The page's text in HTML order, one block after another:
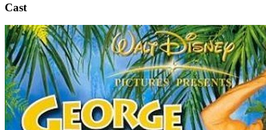
Cast